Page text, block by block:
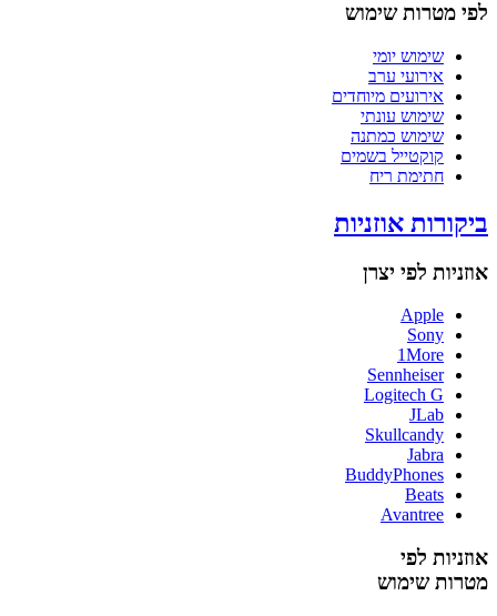
לפי מטרות שימוש
שימוש יומי
אירועי ערב
אירועים מיוחדים
שימוש עונתי
שימוש כמתנה
קוקטייל בשמים
חתימת ריח
ביקורות אוזניות
אוזניות לפי יצרן
Apple
Sony
1More
Sennheiser
Logitech G
JLab
Skullcandy
Jabra
BuddyPhones
Beats
Avantree
אוזניות לפי
מטרות שימוש